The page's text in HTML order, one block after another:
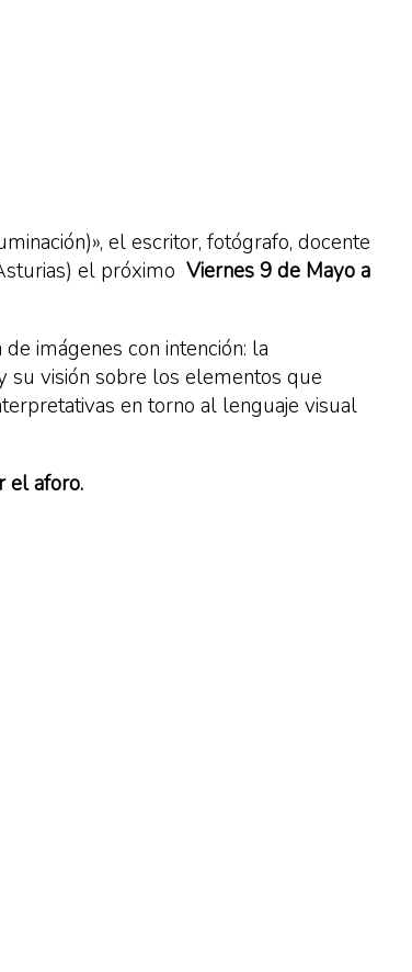
, el escritor, fotógrafo, docente
el próximo Viernes 9 de Mayo a
imágenes con intención: la
su visión sobre los elementos que
en torno al lenguaje visual
el aforo.